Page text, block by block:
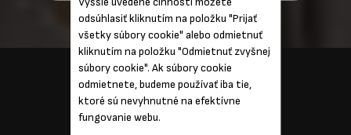
* Povinné pole
VYNÁLEZCOVIA
KARIÉRA
SÚBORY COOKIE
odsúhlasiť kliknutím na položku "Prijať
všetky súbory cookie" alebo odmietnuť
kliknutím na položku "Odmietnuť zvyšnej
súbory cookie". Ak súbory cookie
odmietnete, budeme používať iba tie,
ktoré sú nevyhnutné na efektívne
fungovanie webu.